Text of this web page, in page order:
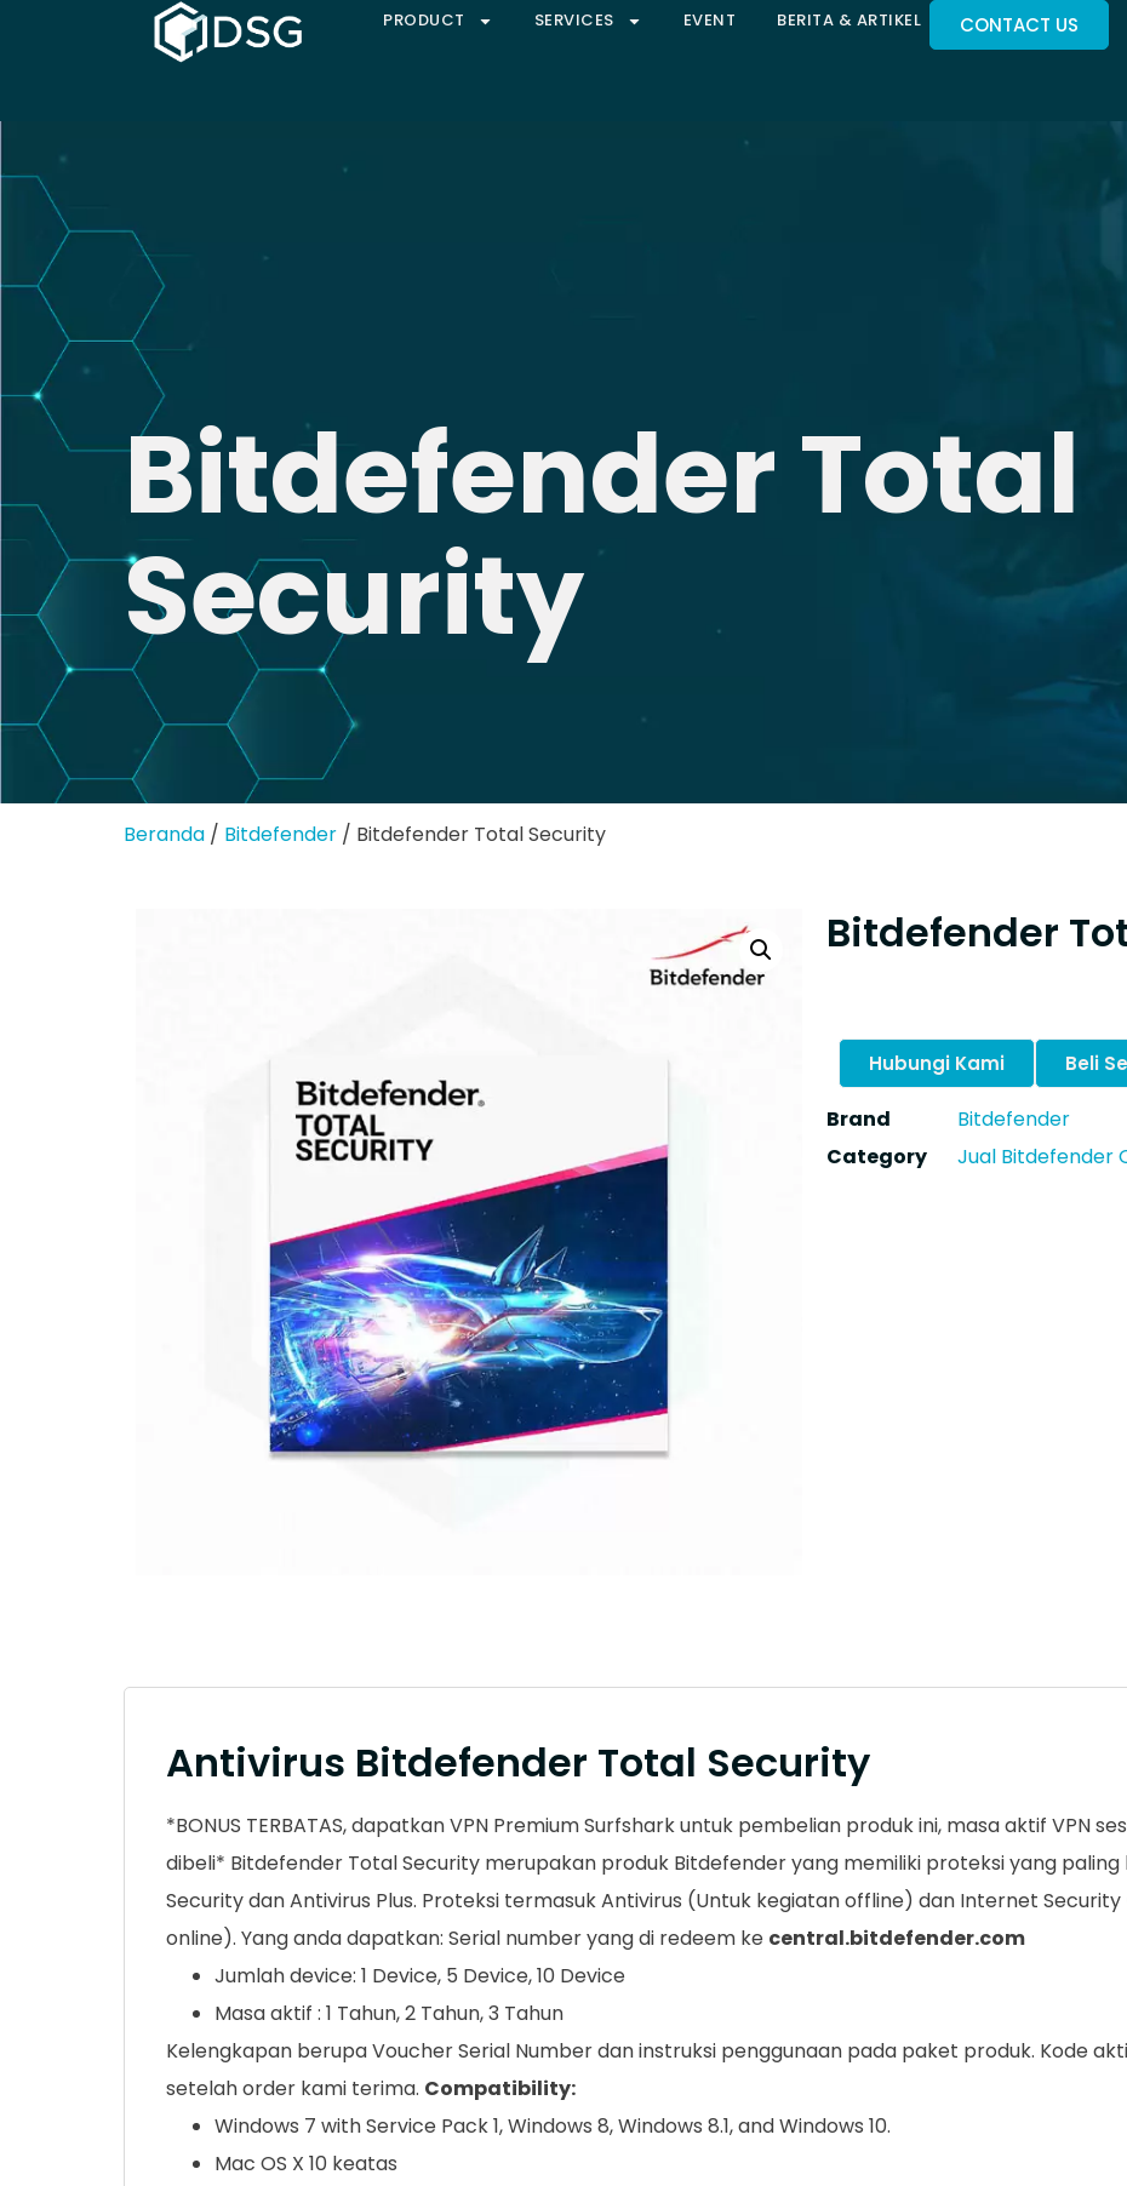
PRODUCT SERVICES EVENT BERITA & ARTIKEL CONTACT US
Bitdefender Total
Security
Beranda / Bitdefender / Bitdefender Total Security
Bitdefender
Hubungi Kami Beli
Brand
Bitdefender
Category
Jual Bitdefender
Antivirus Bitdefender Total Security
*BONUS TERBATAS, dapatkan VPN Premium Surfshark untuk pembelian produk ini, masa aktif VPN
dibeli* Bitdefender Total Security merupakan produk Bitdefender yang memiliki proteksi yang
Security dan Antivirus Plus. Proteksi termasuk Antivirus (Untuk kegiatan offline) dan Internet
online). Yang anda dapatkan: Serial number yang di redeem ke central.bitdefender.com
Jumlah device: 1 Device, 5 Device, 10 Device
Masa aktif : 1 Tahun, 2 Tahun, 3 Tahun
Kelengkapan berupa Voucher Serial Number dan instruksi penggunaan pada paket produk. Kode
setelah order kami terima. Compatibility:
Windows 7 with Service Pack 1, Windows 8, Windows 8.1, and Windows 10.
Mac OS X 10 keatas